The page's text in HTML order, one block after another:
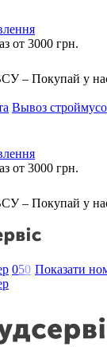
от 3000 грн.
– Покупай у
Вывоз
от 3000 грн.
– Покупай у
050 Показати